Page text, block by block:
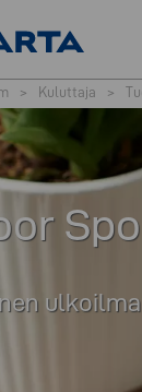
> Kuluttaja >